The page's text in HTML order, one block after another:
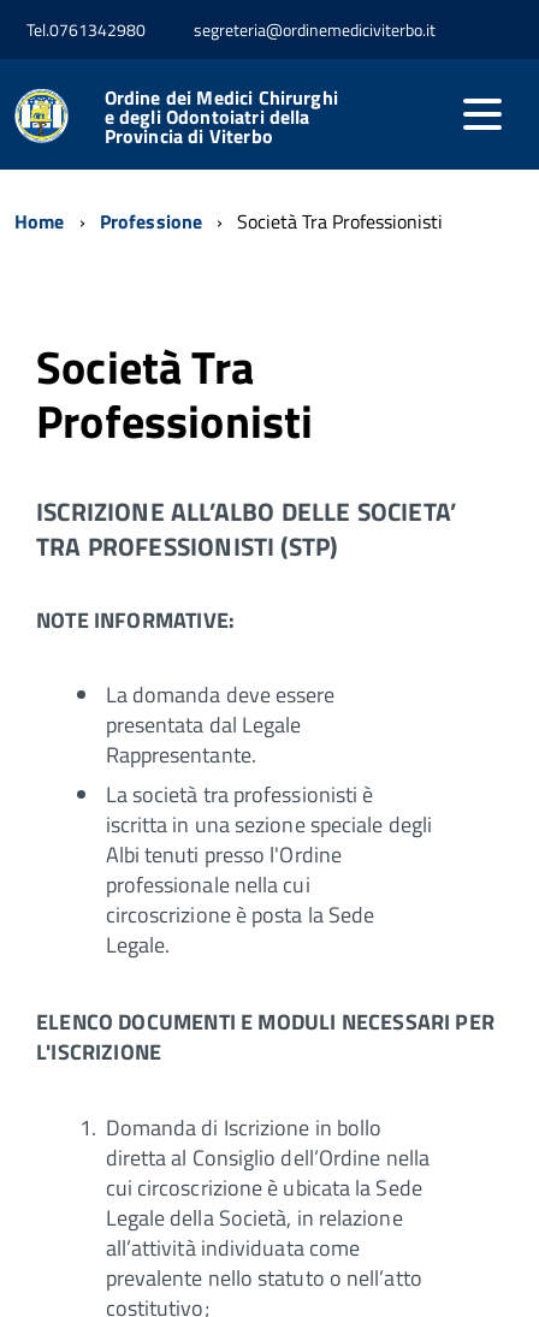
Tel.0761342980 segreteria@ordinemediciviterbo.it
Ordine dei Medici Chirurghi
e degli Odontoiatri della
Provincia di Viterbo
Home Professione Società Tra Professionisti
Società Tra
Professionisti
ISCRIZIONE ALL’ALBO DELLE SOCIETA’
TRA PROFESSIONISTI (STP)
NOTE INFORMATIVE:
La domanda deve essere
presentata dal Legale
Rappresentante.
La società tra professionisti è
iscritta in una sezione speciale degli
Albi tenuti presso l'Ordine
professionale nella cui
circoscrizione è posta la Sede
Legale.
ELENCO DOCUMENTI E MODULI NECESSARI PER
L'ISCRIZIONE
Domanda di Iscrizione in bollo
diretta al Consiglio dell’Ordine nella
cui circoscrizione è ubicata la Sede
Legale della Società, in relazione
all’attività individuata come
prevalente nello statuto o nell’atto
costitutivo;